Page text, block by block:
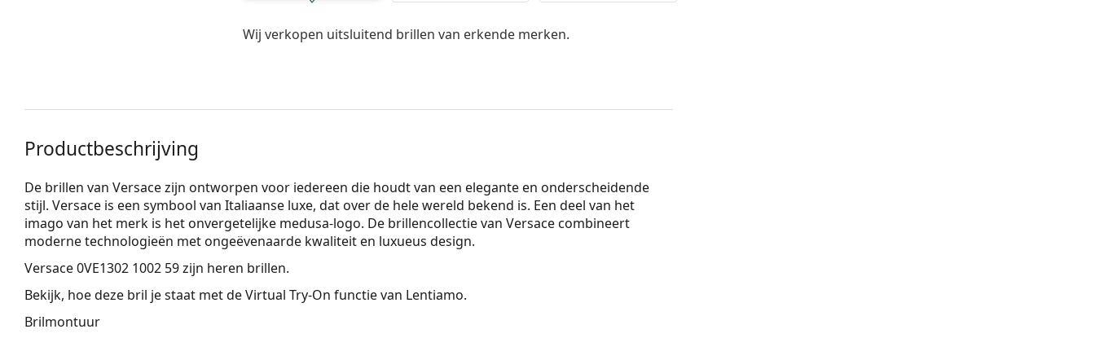
Wij verkopen uitsluitend brillen van erkende merken.
Productbeschrijving
De brillen van Versace zijn ontworpen voor iedereen die houdt van een elegante en onderscheidende
stijl. Versace is een symbool van Italiaanse luxe, dat over de hele wereld bekend is. Een deel van het
imago van het merk is het onvergetelijke medusa-logo. De brillencollectie van Versace combineert
moderne technologieën met ongeëvenaarde kwaliteit en luxueus design.
Versace 0VE1302 1002 59zijn heren brillen.
Bekijk, hoe deze bril je staat met de Virtual Try-On functie van Lentiamo.
Brilmontuur